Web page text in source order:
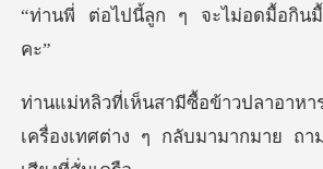
ๆ จะไม่อดมื้อกินมื้
เครื่องเทศต่าง ๆ กลับมามาก